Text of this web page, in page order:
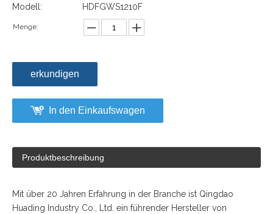
Modell:
HDFGWS1210F
Menge:
erkundigen
In den Einkaufswagen
Produktbeschreibung
Mit über 20 Jahren Erfahrung in der Branche ist Qingdao
Huading Industry Co., Ltd. ein führender Hersteller von